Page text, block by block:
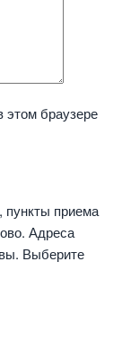
этом браузере
пункты приема
Адреса
Выберите